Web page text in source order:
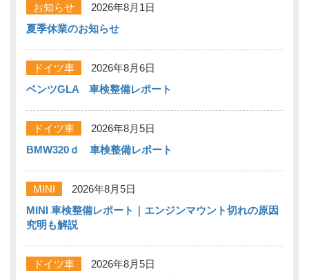
お知らせ
2026年8月1日
夏季休業のお知らせ
ドイツ車
2026年8月6日
ベンツGLA 車検整備レポート
ドイツ車
2026年8月5日
BMW320ｄ 車検整備レポート
MINI
2026年8月5日
MINI 車検整備レポート｜エンジンマウント切れの原因
究明も解説
ドイツ車
2026年8月5日